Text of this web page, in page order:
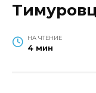
НА ЧТЕНИЕ
4 мин